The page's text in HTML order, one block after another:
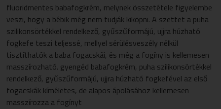
fluoridmentes babafogkrém, melynek összetétele figyelembe
veszi, hogy a bébik még nem tudják kiköpni. A szettet a puha
szilikonsörtékkel rendelkező, gyűszűformájú, ujjra húzható
fogkefe teszi teljessé, mellyel sérülésveszély nélkül
tisztíthatók a baba fogacskái, és még a fogíny is kellemesen
masszírozható. gyengéd babafogkrém, puha szilikonsörtékkel
rendelkező, gyűszűformájú, ujjra húzható fogkefével az első
fogacskák kíméletes, de alapos ápolásához kellemesen
masszírozza a fogínyt